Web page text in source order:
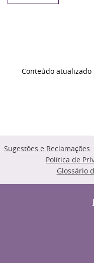
Conteúdo atualizado
Sugestões e Reclamações
Política de
Glossário